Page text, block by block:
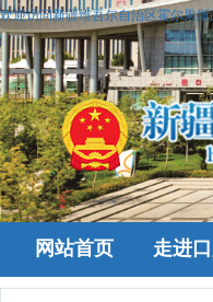
欢迎访问新疆维吾尔自治区霍尔果
网站首页 走进